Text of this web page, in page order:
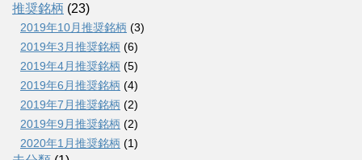
推奨銘柄 (23)
2019年10月推奨銘柄 (3)
2019年3月推奨銘柄 (6)
2019年4月推奨銘柄 (5)
2019年6月推奨銘柄 (4)
2019年7月推奨銘柄 (2)
2019年9月推奨銘柄 (2)
2020年1月推奨銘柄 (1)